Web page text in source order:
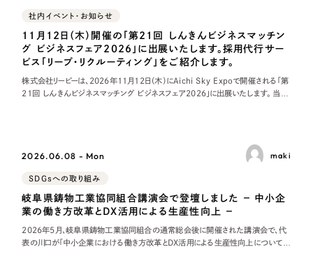
社内イベント・お知らせ
11月12日（木）開催の「第21回 しんきんビジネスマッチン
グ ビジネスフェア2026」に出展いたします。採用代行サー
ビス「リープ・リクルーティング」をご紹介します。
株式会社リーピーは、2026年11月12日（木）にAichi Sky Expoで開催される「第
21回 しんきんビジネスマッチング ビジネスフェア2026」に出展いたします。 当日
2026.06.08 - Mon maki
SDGsへの取り組み
岐阜県鋳物工業協同組合講演会で登壇しました − 中小企
業の働き方改革とDX活用による生産性向上 −
2026年5月、岐阜県鋳物工業協同組合の通常総会後に開催された講演会で、代
表の川口が「中小企業における働き方改革とDX活用による生産性向上について」